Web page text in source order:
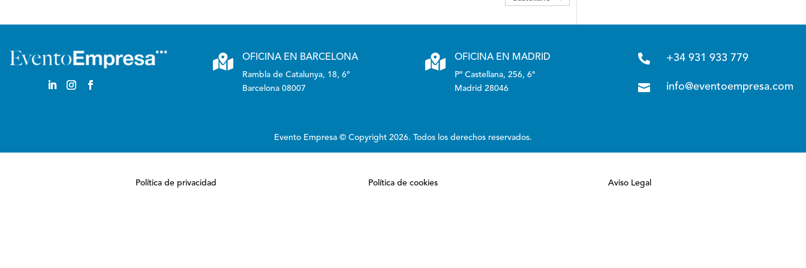
 OFICINA EN BARCELONA
Rambla de Catalunya, 18, 6º
Barcelona 08007
 OFICINA EN MADRID
Pº Castellana, 256, 6º
Madrid 28046
 +34 931 933 779
 info@eventoempresa.com
Evento Empresa © Copyright 2026. Todos los derechos reservados.
Política de privacidad Política de cookies Aviso Legal